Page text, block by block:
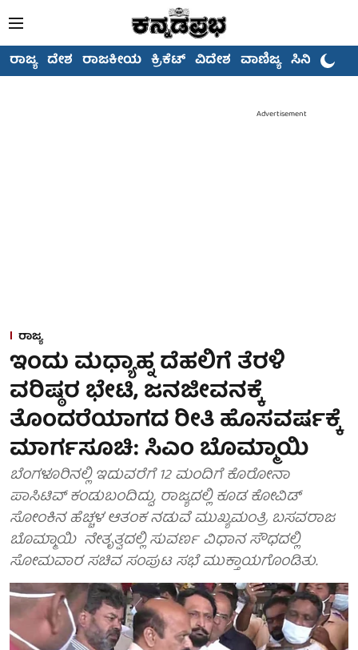
ರಾಜ್ಯ ದೇಶ ರಾಜಕೀಯ ಕ್ರಿಕೆಟ್ ವಿದೇಶ ವಾಣಿಜ್ಯ ಸಿನಿಮಾ
Advertisement
ರಾಜ್ಯ
ಇಂದು ಮಧ್ಯಾಹ್ನ ದೆಹಲಿಗೆ ತೆರಳಿ
ವರಿಷ್ಠರ ಭೇಟಿ, ಜನಜೀವನಕ್ಕೆ
ತೊಂದರೆಯಾಗದ ರೀತಿ ಹೊಸವರ್ಷಕ್ಕೆ
ಮಾರ್ಗಸೂಚಿ: ಸಿಎಂ ಬೊಮ್ಮಾಯಿ
ಬೆಂಗಳೂರಿನಲ್ಲಿ ಇದುವರೆಗೆ 12 ಮಂದಿಗೆ ಕೊರೋನಾ
ಪಾಸಿಟಿವ್ ಕಂಡುಬಂದಿದ್ದು, ರಾಜ್ಯದಲ್ಲಿ ಕೂಡ ಕೋವಿಡ್
ಸೋಂಕಿನ ಹೆಚ್ಚಳ ಆತಂಕ ನಡುವೆ ಮುಖ್ಯಮಂತ್ರಿ ಬಸವರಾಜ
ಬೊಮ್ಮಾಯಿ ನೇತೃತ್ವದಲ್ಲಿ ಸುವರ್ಣ ವಿಧಾನ ಸೌಧದಲ್ಲಿ
ಸೋಮವಾರ ಸಚಿವ ಸಂಪುಟ ಸಭೆ ಮುಕ್ತಾಯಗೊಂಡಿತು.